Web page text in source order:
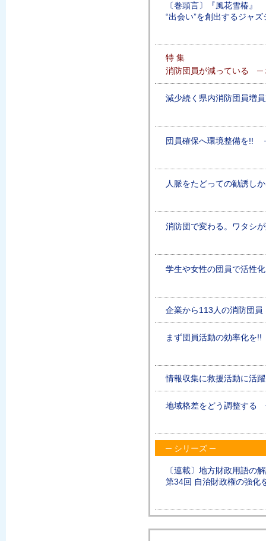
〔巻頭言〕『風花雪椿』
“出会い”を創出するジャ
特 集
消防団員が減っている ─
減少続く県内消防団員増
団員確保へ環境整備を!!
人脈をたどっての勧誘し
消防団で変わる。ワタシ
学生や女性の団員で活性
企業から113人の消防団
まず団員活動の効率化を
情報収集に救援活動に活
地域格差をどう調整する
─ シリーズ ─
〔連載〕地方財政用語の
第34回 自治財政権の強